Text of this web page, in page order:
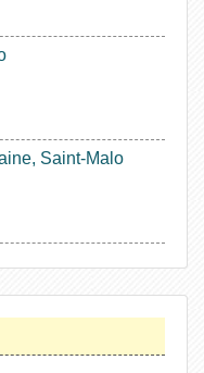
Saint-Malo